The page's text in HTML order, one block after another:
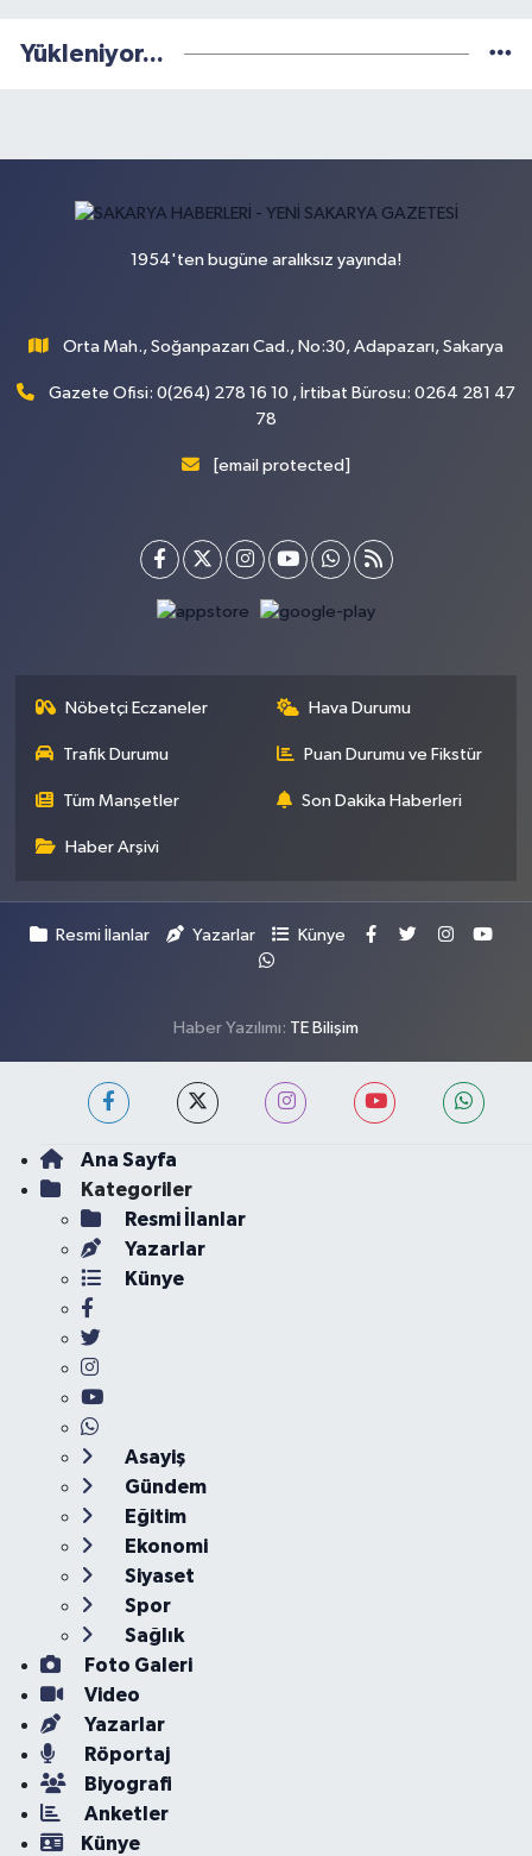
Yükleniyor...
1954'ten bugüne aralıksız yayında!
Orta Mah., Soğanpazarı Cad., No:30, Adapazarı, Sakarya
Gazete Ofisi: 0(264) 278 16 10 , İrtibat Bürosu: 0264 281 47
78
[email protected]
Nöbetçi Eczaneler Hava Durumu
Trafik Durumu Puan Durumu ve Fikstür
Tüm Manşetler Son Dakika Haberleri
Haber Arşivi
Resmi İlanlar Yazarlar Künye
Haber Yazılımı: TE Bilişim
Ana Sayfa
Kategoriler
Resmi İlanlar
Yazarlar
Künye
Asayiş
Gündem
Eğitim
Ekonomi
Siyaset
Spor
Sağlık
Foto Galeri
Video
Yazarlar
Röportaj
Biyografi
Anketler
Künye